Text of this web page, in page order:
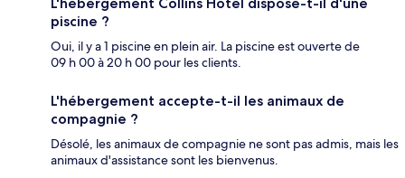
piscine ?
Oui, il y a 1 piscine en plein air. La piscine est ouverte de
09 h 00 à 20 h 00 pour les clients.
L'hébergement accepte-t-il les animaux de
compagnie ?
Désolé, les animaux de compagnie ne sont pas admis, mais les
animaux d'assistance sont les bienvenus.